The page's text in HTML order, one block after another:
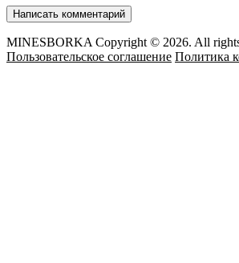
MINESBORKA Copyright © 2026. All rights
Пользовательское соглашение Политика